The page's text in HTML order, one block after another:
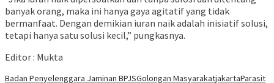
banyak orang, maka ini hanya gaya agitatif yang tidak
bermanfaat. Dengan demikian iuran naik adalah inisiatif solusi,
tetapi hanya satu solusi kecil,” pungkasnya.
Editor : Mukta
Badan Penyelenggara Jaminan BPJSGolongan MasyarakatjakartaParasit